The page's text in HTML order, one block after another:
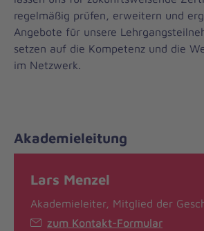
regelmäßig prüfen, erweitern und
Angebote für unsere
setzen auf die Kompetenz und die
im Netzwerk.
Akademieleitung
Lars Menzel
Akademieleiter, Mitglied der
zum Kontakt-Formular